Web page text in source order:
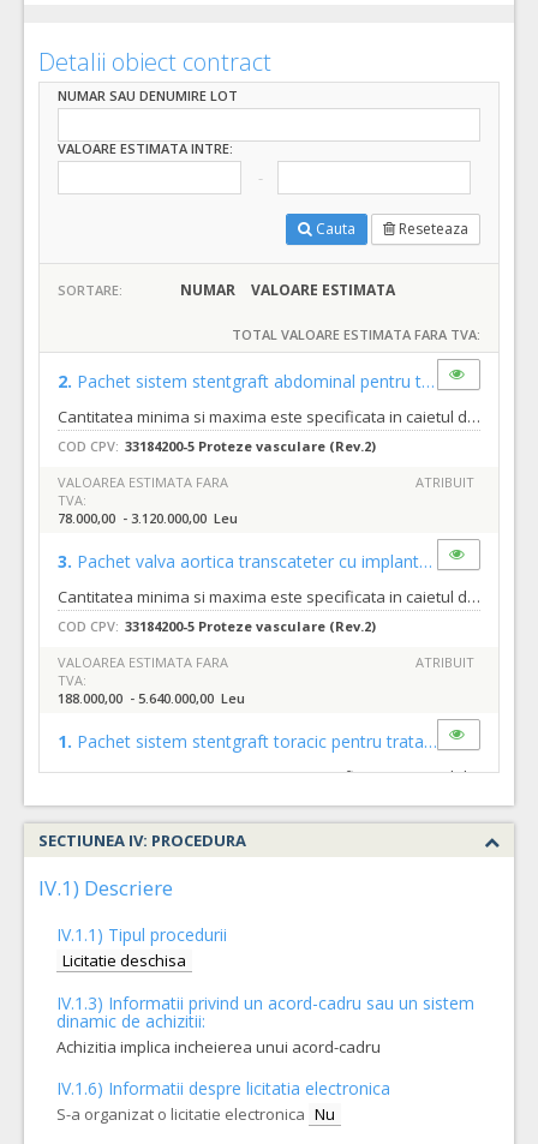
Detalii obiect contract
NUMAR SAU DENUMIRE LOT
VALOARE ESTIMATA INTRE:
Cauta Reseteaza
SORTARE: NUMAR VALOARE ESTIMATA
TOTAL VALOARE ESTIMATA FARA TVA:
2. Pachet sistem stentgraft abdominal pentru tratamentul anevrismelor de aorta abdominala
Cantitatea minima si maxima este specificata in caietul de sarcini al prezentei proceduri.
COD CPV: 33184200-5 Proteze vasculare (Rev.2)
VALOAREA ESTIMATA FARA
TVA:
78.000,00 - 3.120.000,00 Leu
ATRIBUIT
3. Pachet valva aortica transcateter cu implantare in pozitie supra-anulara
Cantitatea minima si maxima este specificata in caietul de sarcini al prezentei proceduri.
COD CPV: 33184200-5 Proteze vasculare (Rev.2)
VALOAREA ESTIMATA FARA
TVA:
188.000,00 - 5.640.000,00 Leu
ATRIBUIT
1. Pachet sistem stentgraft toracic pentru tratamentul anevrismelor de aorta toracica
Cantitatea minima si maxima este specificata in caietul de sarcini al prezentei proceduri.
COD CPV: 33184200-5 Proteze vasculare (Rev.2)
VALOAREA ESTIMATA FARA
TVA:
55.000,00 - 1.650.000,00 Leu
SECTIUNEA IV: PROCEDURA
IV.1) Descriere
IV.1.1) Tipul procedurii
Licitatie deschisa
IV.1.3) Informatii privind un acord-cadru sau un sistem
dinamic de achizitii:
Achizitia implica incheierea unui acord-cadru
IV.1.6) Informatii despre licitatia electronica
S-a organizat o licitatie electronica Nu